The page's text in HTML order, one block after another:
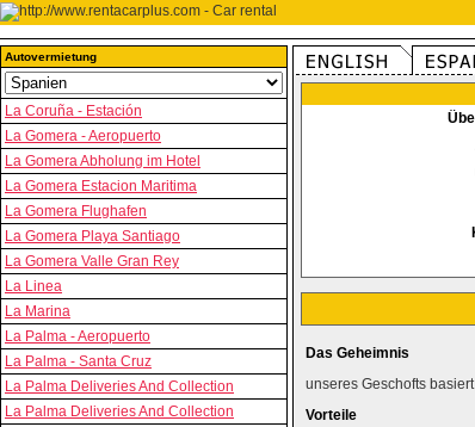
Autovermietung
La Coruña - Estación
La Gomera - Aeropuerto
La Gomera Abholung im Hotel
La Gomera Estacion Maritima
La Gomera Flughafen
La Gomera Playa Santiago
La Gomera Valle Gran Rey
La Linea
La Marina
La Palma - Aeropuerto
La Palma - Santa Cruz
La Palma Deliveries And Collection
La Palma Deliveries And Collection
Das Geheimnis
unseres Geschofts
Vorteile